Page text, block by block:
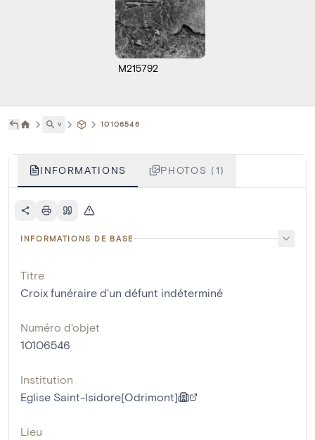
M215792
˅ 10106546
INFORMATIONS PHOTOS (1)
INFORMATIONS DE BASE
Titre
Croix funéraire d'un défunt indéterminé
Numéro d'objet
10106546
Institution
Eglise Saint-Isidore[Odrimont]
Lieu